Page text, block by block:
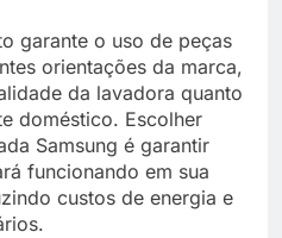
garante o uso de peças
orientações da marca,
da lavadora quanto
doméstico. Escolher
Samsung é garantir
funcionando em sua
custos de energia e